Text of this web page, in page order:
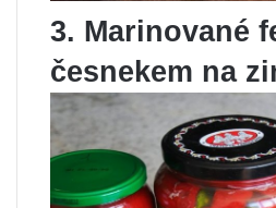
3. Marinované
česnekem na